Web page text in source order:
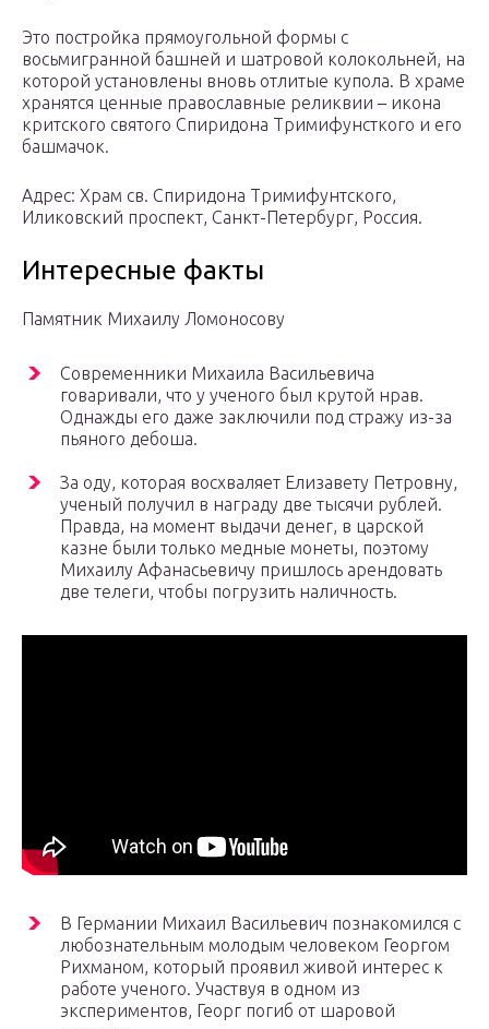
Это постройка прямоугольной формы с
восьмигранной башней и шатровой колокольней, на
которой установлены вновь отлитые купола. В храме
хранятся ценные православные реликвии – икона
критского святого Спиридона Тримифунсткого и его
башмачок.
Адрес: Храм св. Спиридона Тримифунтского,
Иликовский проспект, Санкт-Петербург, Россия.
Интересные факты
Памятник Михаилу Ломоносову
Современники Михаила Васильевича
говаривали, что у ученого был крутой нрав.
Однажды его даже заключили под стражу из-за
пьяного дебоша.
За оду, которая восхваляет Елизавету Петровну,
ученый получил в награду две тысячи рублей.
Правда, на момент выдачи денег, в царской
казне были только медные монеты, поэтому
Михаилу Афанасьевичу пришлось арендовать
две телеги, чтобы погрузить наличность.
В Германии Михаил Васильевич познакомился с
любознательным молодым человеком Георгом
Рихманом, который проявил живой интерес к
работе ученого. Участвуя в одном из
экспериментов, Георг погиб от шаровой